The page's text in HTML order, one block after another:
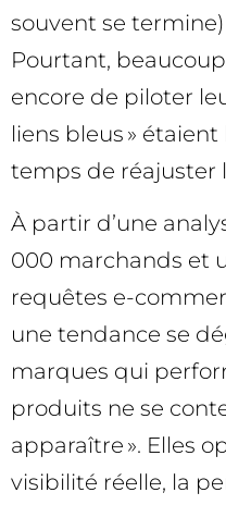
souvent se
Pourtant,
encore de piloter
liens bleus »
temps de réajuster
À partir d’une
000 marchands et
requêtes e-
une tendance se
marques qui
produits ne se
apparaître ». Elles
visibilité réelle, la